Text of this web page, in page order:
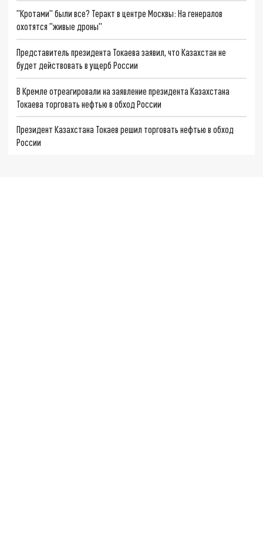
"Кротами" были все? Теракт в центре Москвы: На генералов
охотятся "живые дроны"
Представитель президента Токаева заявил, что Казахстан не
будет действовать в ущерб России
В Кремле отреагировали на заявление президента Казахстана
Токаева торговать нефтью в обход России
Президент Казахстана Токаев решил торговать нефтью в обход
России